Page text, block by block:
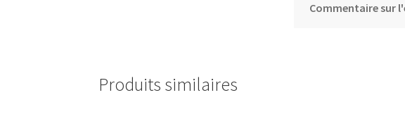
Commentaire sur
Produits similaires